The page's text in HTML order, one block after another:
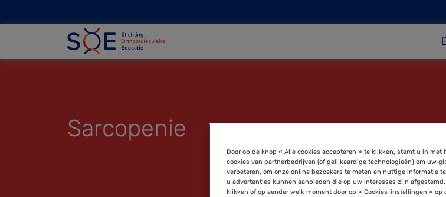
Sarcopenie
Door op de knop « Alle cookies accepteren » te klikken, stemt u in met
cookies van partnerbedrijven (of gelijkaardige technologieën) om uw
verbeteren, om onze online bezoekers te meten en nuttige informatie
u advertenties kunnen aanbieden die op uw interesses zijn
klikken of op eender welk moment door op « Cookies-instellingen » op